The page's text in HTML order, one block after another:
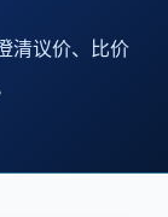
清议价、比价